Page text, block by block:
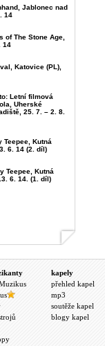
Jablonec nad
14
of The Stone Age,
14
Katovice (PL),
Letní filmová
Uherské
25. 7. – 2. 8.
Teepee, Kutná
6. 14 (2. díl)
Teepee, Kutná
6. 14. (1. díl)
kapely
přehled kapel
mp3
soutěže kapel
blogy kapel